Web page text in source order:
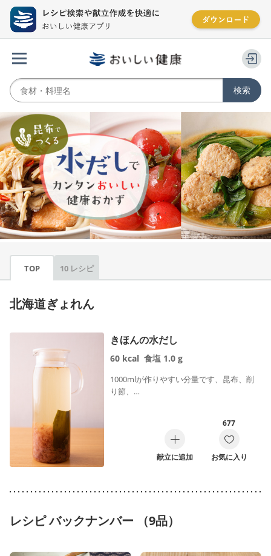
TOP 10 レシピ
北海道ぎょれん
きほんの水だし
60 kcal 食塩 1.0 g
1000mlが作りやすい分量です、昆布、削
り節、…
献立に追加
677
お気に入り
レシピ バックナンバー （9品）